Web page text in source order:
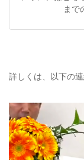
まで
詳しくは、以下の連